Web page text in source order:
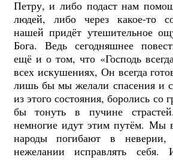
Петру, и либо подаст нам
людей, либо через какое-то
нашей придёт утешительное
Бога. Ведь сегодняшнее
ещё и о том, что «Господь
всех искушениях, Он всегда
лишь бы мы желали спасения и
из этого состояния, боролись со
бы тонуть в пучине
немногие идут этим путём. Мы
народы погибают в
нежелании исправлять